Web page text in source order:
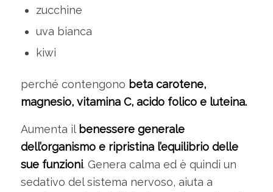
zucchine
uva bianca
kiwi
perché contengono beta carotene,
magnesio, vitamina C, acido folico e luteina.
Aumenta il benessere generale
dell’organismo e ripristina l’equilibrio delle
sue funzioni. Genera calma ed è quindi un
sedativo del sistema nervoso, aiuta a